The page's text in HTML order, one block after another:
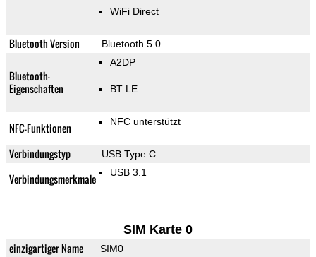
WiFi Direct
Bluetooth Version Bluetooth 5.0
Bluetooth-
Eigenschaften
A2DP
BT LE
NFC-Funktionen NFC unterstützt
Verbindungstyp USB Type C
Verbindungsmerkmale USB 3.1
SIM Karte 0
einzigartiger Name SIM0